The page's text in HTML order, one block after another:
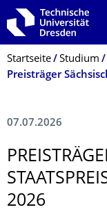
Zur Hauptnavigation
Zur Suche springen
Zum Inhalt springen
Breadcrumb-Menü
Startseite Studium
Preisträger
07.07.2026
2026